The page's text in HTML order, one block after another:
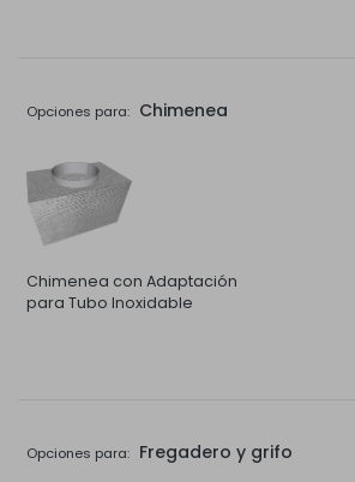
Opciones para: Chimenea
Chimenea con Adaptación
para Tubo Inoxidable
Opciones para: Fregadero y grifo